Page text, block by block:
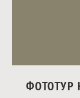
ФОТОТУР